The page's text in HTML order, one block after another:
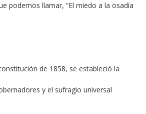
podemos llamar, “El miedo a la osadía
de 1858, se estableció la
y el sufragio universal